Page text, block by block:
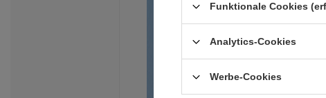
Funktionale Cookies
Analytics-Cookies
Werbe-Cookies